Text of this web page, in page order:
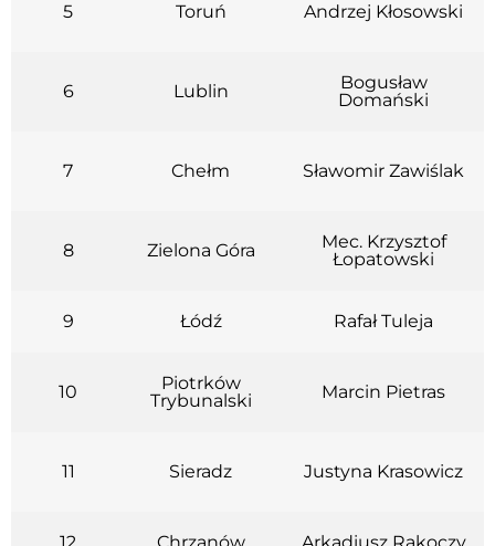
5 Toruń Andrzej Kłosowski
6 Lublin
Bogusław
Domański
7 Chełm Sławomir Zawiślak
8 Zielona Góra
Mec. Krzysztof
Łopatowski
9 Łódź Rafał Tuleja
10
Piotrków
Trybunalski
Marcin Pietras
11 Sieradz Justyna Krasowicz